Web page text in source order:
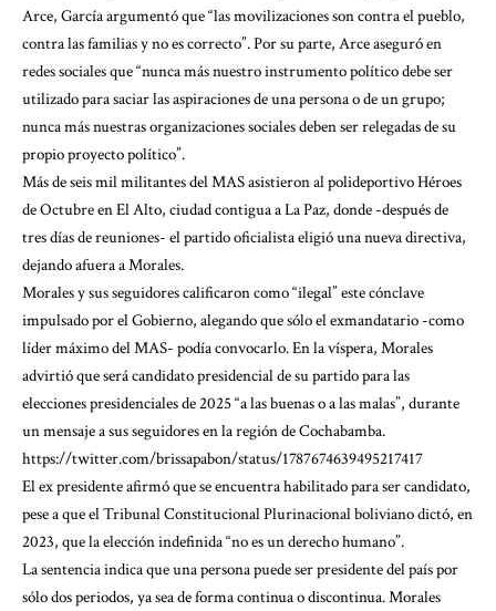
Arce, García argumentó que “las movilizaciones son contra el pueblo,
contra las familias y no es correcto”. Por su parte, Arce aseguró en
redes sociales que “nunca más nuestro instrumento político debe ser
utilizado para saciar las aspiraciones de una persona o de un grupo;
nunca más nuestras organizaciones sociales deben ser relegadas de su
propio proyecto político”.
Más de seis mil militantes del MAS asistieron al polideportivo Héroes
de Octubre en El Alto, ciudad contigua a La Paz, donde -después de
tres días de reuniones- el partido oficialista eligió una nueva directiva,
dejando afuera a Morales.
Morales y sus seguidores calificaron como “ilegal” este cónclave
impulsado por el Gobierno, alegando que sólo el exmandatario -como
líder máximo del MAS- podía convocarlo. En la víspera, Morales
advirtió que será candidato presidencial de su partido para las
elecciones presidenciales de 2025 “a las buenas o a las malas”, durante
un mensaje a sus seguidores en la región de Cochabamba.
https://twitter.com/brissapabon/status/1787674639495217417
El ex presidente afirmó que se encuentra habilitado para ser candidato,
pese a que el Tribunal Constitucional Plurinacional boliviano dictó, en
2023, que la elección indefinida “no es un derecho humano”.
La sentencia indica que una persona puede ser presidente del país por
sólo dos periodos, ya sea de forma continua o discontinua. Morales